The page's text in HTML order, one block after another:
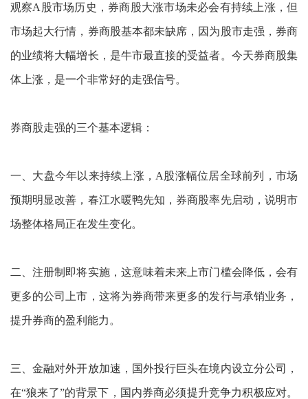
观察A股市场历史，券商股大涨市场未必会有持续上涨，但
市场起大行情，券商股基本都未缺席，因为股市走强，券商
的业绩将大幅增长，是牛市最直接的受益者。今天券商股集
体上涨，是一个非常好的走强信号。
券商股走强的三个基本逻辑：
一、大盘今年以来持续上涨，A股涨幅位居全球前列，市场
预期明显改善，春江水暖鸭先知，券商股率先启动，说明市
场整体格局正在发生变化。
二、注册制即将实施，这意味着未来上市门槛会降低，会有
更多的公司上市，这将为券商带来更多的发行与承销业务，
提升券商的盈利能力。
三、金融对外开放加速，国外投行巨头在境内设立分公司，
在“狼来了”的背景下，国内券商必须提升竞争力积极应对。